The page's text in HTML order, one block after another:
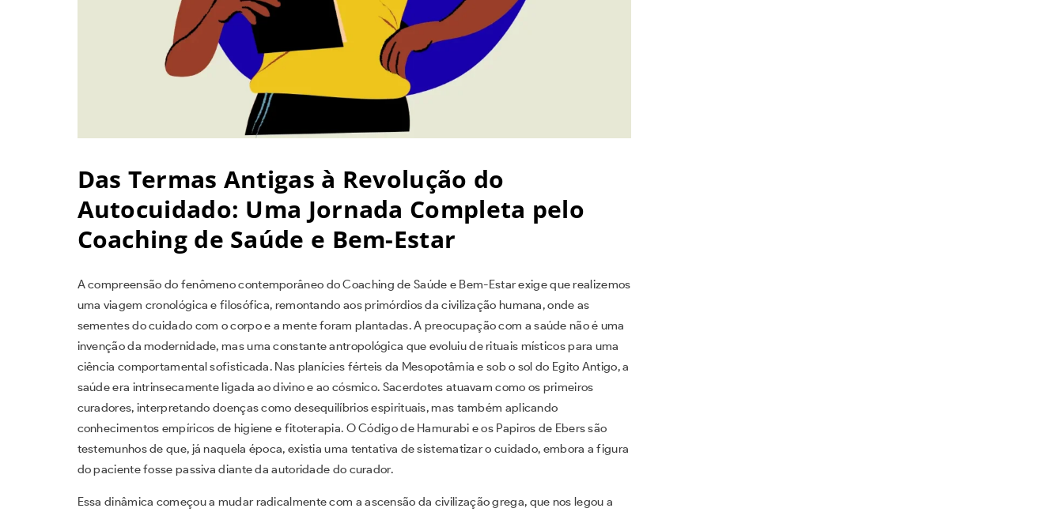
Das Termas Antigas à Revolução do
Autocuidado: Uma Jornada Completa pelo
Coaching de Saúde e Bem-Estar
A compreensão do fenômeno contemporâneo do Coaching de Saúde e Bem-Estar exige que realizemos
uma viagem cronológica e filosófica, remontando aos primórdios da civilização humana, onde as
sementes do cuidado com o corpo e a mente foram plantadas. A preocupação com a saúde não é uma
invenção da modernidade, mas uma constante antropológica que evoluiu de rituais místicos para uma
ciência comportamental sofisticada. Nas planícies férteis da Mesopotâmia e sob o sol do Egito Antigo, a
saúde era intrinsecamente ligada ao divino e ao cósmico. Sacerdotes atuavam como os primeiros
curadores, interpretando doenças como desequilíbrios espirituais, mas também aplicando
conhecimentos empíricos de higiene e fitoterapia. O Código de Hamurabi e os Papiros de Ebers são
testemunhos de que, já naquela época, existia uma tentativa de sistematizar o cuidado, embora a figura
do paciente fosse passiva diante da autoridade do curador.
Essa dinâmica começou a mudar radicalmente com a ascensão da civilização grega, que nos legou a